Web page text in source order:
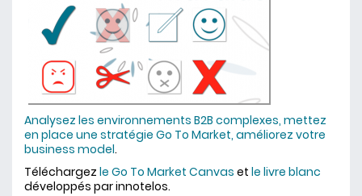
Analysez les environnements B2B complexes, mettez
en place une stratégie Go To Market, améliorez votre
business model.
Téléchargez le Go To Market Canvas et le livre blanc
développés par innotelos.